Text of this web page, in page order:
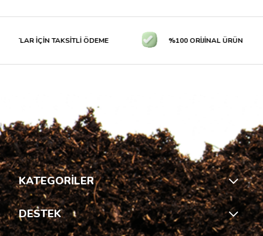
İÇİN TAKSİTLİ ÖDEME %100 ORİJİNAL ÜRÜN
KATEGORİLER
DESTEK